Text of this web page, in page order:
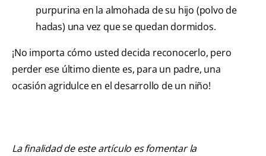
purpurina en la almohada de su hijo (polvo de
hadas) una vez que se quedan dormidos.
¡No importa cómo usted decida reconocerlo, pero
perder ese último diente es, para un padre, una
ocasión agridulce en el desarrollo de un niño!
La finalidad de este artículo es fomentar la